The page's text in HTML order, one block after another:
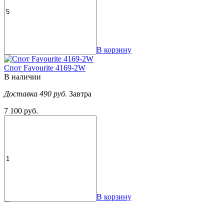
В корзину
Спот Favourite 4169-2W
В наличии
Доставка 490 руб. Завтра
7 100 руб.
В корзину